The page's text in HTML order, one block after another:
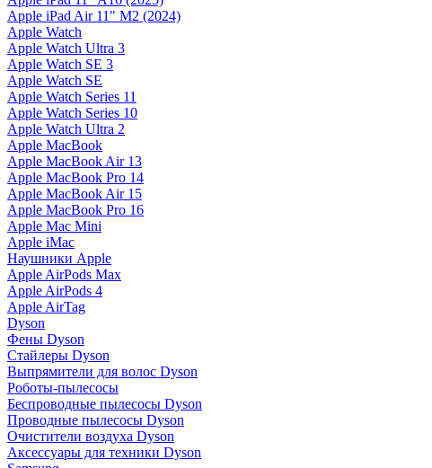
Apple iPad Air 11" M2 (2024)
Apple Watch
Apple Watch Ultra 3
Apple Watch SE 3
Apple Watch SE
Apple Watch Series 11
Apple Watch Series 10
Apple Watch Ultra 2
Apple MacBook
Apple MacBook Air 13
Apple MacBook Pro 14
Apple MacBook Air 15
Apple MacBook Pro 16
Apple Mac Mini
Apple iMac
Наушники Apple
Apple AirPods Max
Apple AirPods 4
Apple AirTag
Dyson
Фены Dyson
Стайлеры Dyson
Выпрямители для волос Dyson
Роботы-пылесосы
Беспроводные пылесосы Dyson
Проводные пылесосы Dyson
Очистители воздуха Dyson
Аксессуары для техники Dyson